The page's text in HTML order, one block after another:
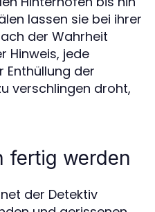
lassen sie bei ihrer
der Wahrheit
Hinweis, jede
Enthüllung der
verschlingen droht,
fertig werden
der Detektiv